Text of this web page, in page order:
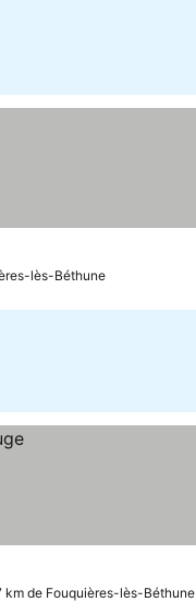
lès-Béthune
de Fouquières-lès-Béthune